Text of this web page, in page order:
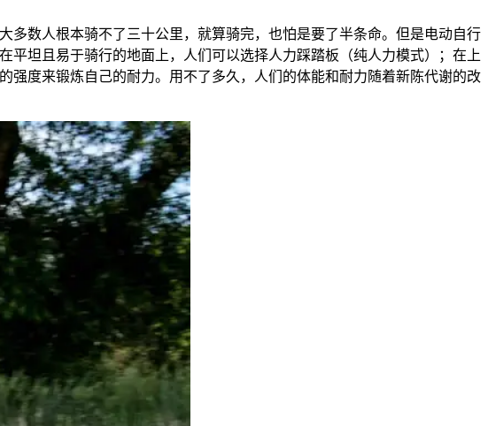
多数人根本骑不了三十公里，就算骑完，也怕是要了半条命。但是电动自行
坦且易于骑行的地面上，人们可以选择人力踩踏板（纯人力模式）；在上
度来锻炼自己的耐力。用不了多久，人们的体能和耐力随着新陈代谢的改